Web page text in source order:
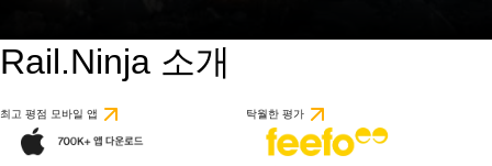
Rail.Ninja 소개
최고 평점 모바일 앱 탁월한 평가